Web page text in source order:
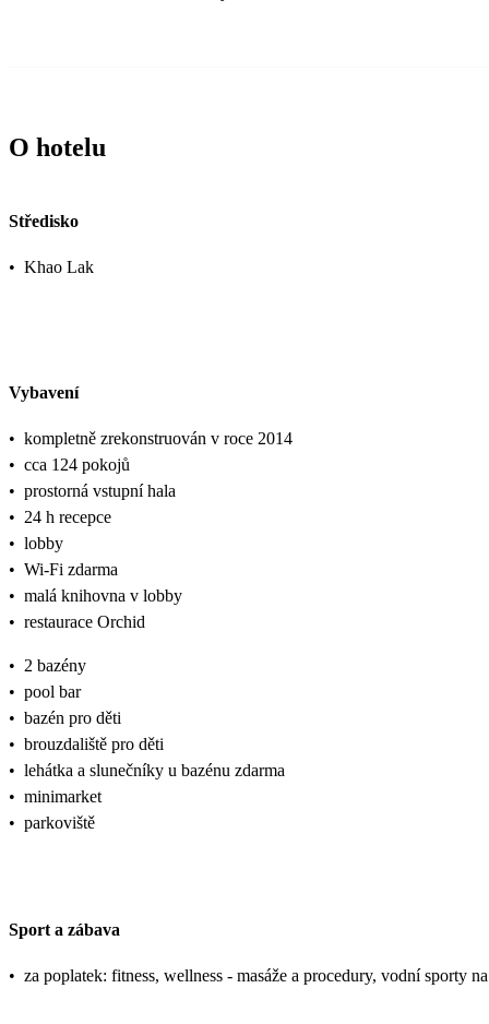
O hotelu
Středisko
• Khao Lak
Vybavení
• kompletně zrekonstruován v roce 2014
• cca 124 pokojů
• prostorná vstupní hala
• 24 h recepce
• lobby
• Wi-Fi zdarma
• malá knihovna v lobby
• restaurace Orchid
• 2 bazény
• pool bar
• bazén pro děti
• brouzdaliště pro děti
• lehátka a slunečníky u bazénu zdarma
• minimarket
• parkoviště
Sport a zábava
• za poplatek: fitness, wellness - masáže a procedury, vodní sporty